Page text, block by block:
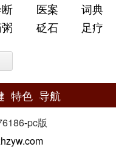
医案
词典
砭石 足疗
特色 导航
-pc版